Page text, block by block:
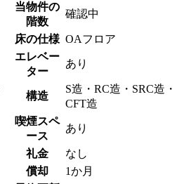
当物件の
階数
確認中
床の仕様 OAフロア
エレベー
ター
あり
構造
S造・RC造・SRC造・
CFT造
喫煙スペ
ース
あり
礼金
なし
償却 1か月